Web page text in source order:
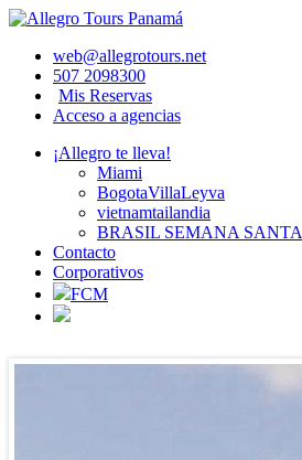
web@allegrotours.net
507 2098300
Mis Reservas
Acceso a agencias
¡Allegro te lleva!
Miami
BogotaVillaLeyva
vietnamtailandia
BRASIL SEMANA SANTA
Contacto
Corporativos
FCM